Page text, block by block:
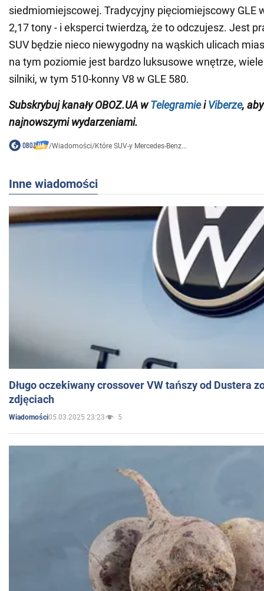
siedmiomiejscowej. Tradycyjny pięciomiejscowy GLE
2,17 tony - i eksperci twierdzą, że to odczujesz. Jest
SUV będzie nieco niewygodny na wąskich ulicach
na tym poziomie jest bardzo luksusowe wnętrze,
silniki, w tym 510-konny V8 w GLE 580.
Subskrybuj kanały OBOZ.UA wTelegramieiViberze,
najnowszymi wydarzeniami.
/Wiadomości/Które SUV-y Mercedes-Benz...
Inne wiadomości
Długo oczekiwany crossover VW tańszy od Dustera
zdjęciach
Wiadomości05.03.2025 23:23 5